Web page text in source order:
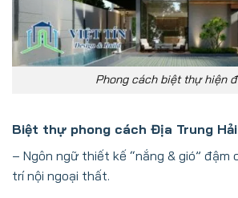
Phong cách biệt thự hiện
Biệt thự phong cách Địa Trung Hải
– Ngôn ngữ thiết kế “nắng & gió”
trí nội ngoại thất.